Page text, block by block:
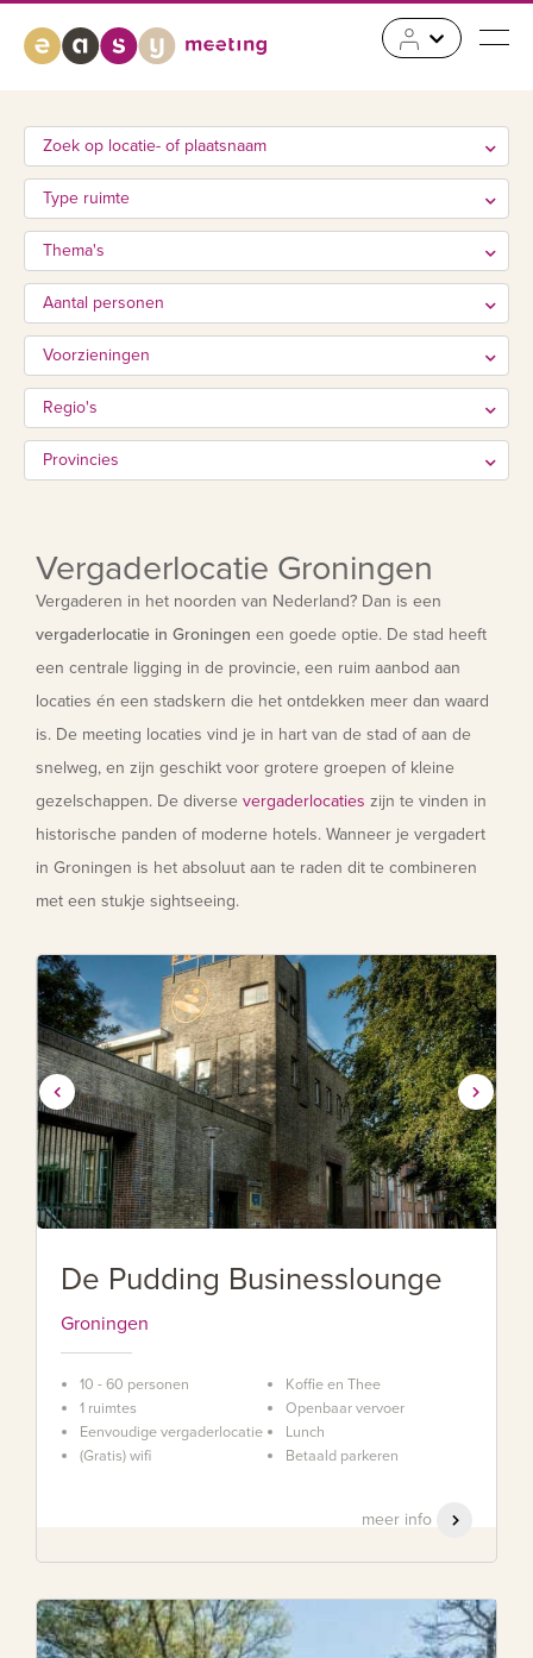
Zoek op locatie- of plaatsnaam
Type ruimte
Thema's
Aantal personen
Voorzieningen
Regio's
Provincies
Vergaderlocatie Groningen
Vergaderen in het noorden van Nederland? Dan is een
vergaderlocatie in Groningen een goede optie. De stad heeft
een centrale ligging in de provincie, een ruim aanbod aan
locaties én een stadskern die het ontdekken meer dan waard
is. De meeting locaties vind je in hart van de stad of aan de
snelweg, en zijn geschikt voor grotere groepen of kleine
gezelschappen. De diverse vergaderlocaties zijn te vinden in
historische panden of moderne hotels. Wanneer je vergadert
in Groningen is het absoluut aan te raden dit te combineren
met een stukje sightseeing.
De Pudding Businesslounge
Groningen
10 - 60 personen
1 ruimtes
Eenvoudige vergaderlocatie
(Gratis) wifi
Koffie en Thee
Openbaar vervoer
Lunch
Betaald parkeren
meer info